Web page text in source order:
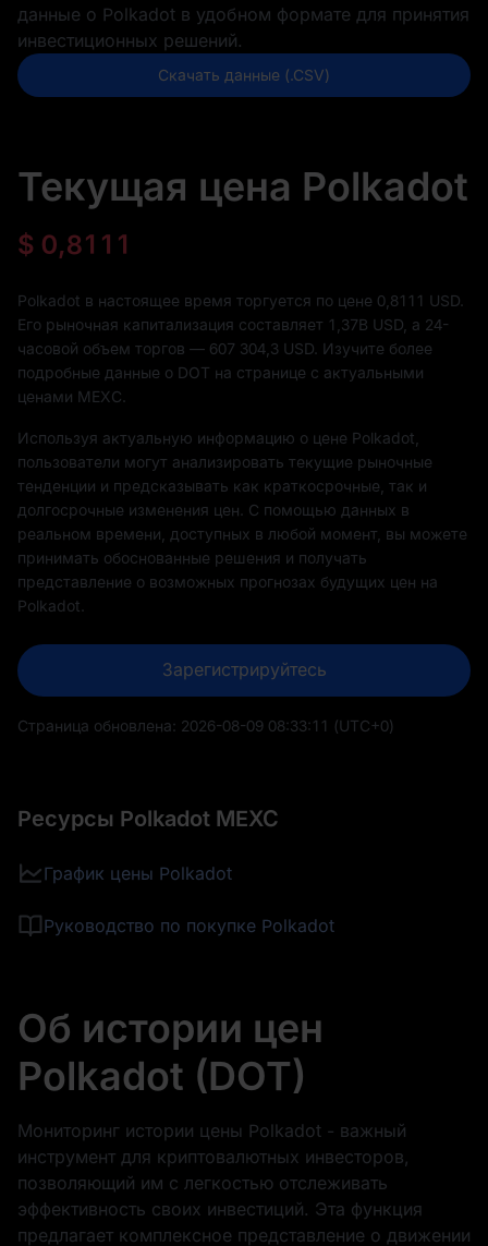
данные о Polkadot в удобном формате для принятия
инвестиционных решений.
Скачать данные (.CSV)
Текущая цена Polkadot
$ 0,8111
Polkadot в настоящее время торгуется по цене 0,8111 USD.
Его рыночная капитализация составляет 1,37B USD, а 24-
часовой объем торгов — 607 304,3 USD. Изучите более
подробные данные о DOT на странице с актуальными
ценами MEXC.
Используя актуальную информацию о цене Polkadot,
пользователи могут анализировать текущие рыночные
тенденции и предсказывать как краткосрочные, так и
долгосрочные изменения цен. С помощью данных в
реальном времени, доступных в любой момент, вы можете
принимать обоснованные решения и получать
представление о возможных прогнозах будущих цен на
Polkadot.
Зарегистрируйтесь
Страница обновлена: 2026-08-09 08:33:11 (UTC+0)
Ресурсы Polkadot MEXC
График цены Polkadot
Руководство по покупке Polkadot
Об истории цен
Polkadot (DOT)
Мониторинг истории цены Polkadot - важный
инструмент для криптовалютных инвесторов,
позволяющий им с легкостью отслеживать
эффективность своих инвестиций. Эта функция
предлагает комплексное представление о движении